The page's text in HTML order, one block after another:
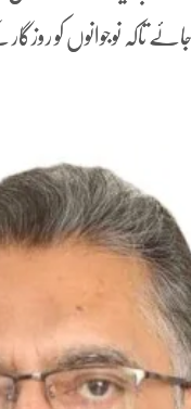
تاکہ نوجوانوں کو